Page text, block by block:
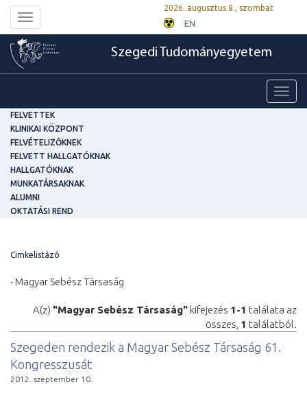
Toggle
navigation
2026. augusztus 8., szombat
EN
Szegedi Tudományegyetem
FELVETTEK
KLINIKAI KÖZPONT
FELVÉTELIZŐKNEK
FELVETT HALLGATÓKNAK
HALLGATÓKNAK
MUNKATÁRSAKNAK
ALUMNI
OKTATÁSI REND
Cimkelistázó
- Magyar Sebész Társaság
A(z) "Magyar Sebész Társaság" kifejezés 1-1 találata az
összes, 1 találatból.
Szegeden rendezik a Magyar Sebész Társaság 61.
Kongresszusát
2012. szeptember 10.